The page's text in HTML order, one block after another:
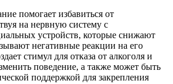
помогает избавиться от
на нервную систему с
устройств, которые снижают
негативные реакции на его
стимул для отказа от алкоголя и
поведение, а также может быть
поддержкой для закрепления